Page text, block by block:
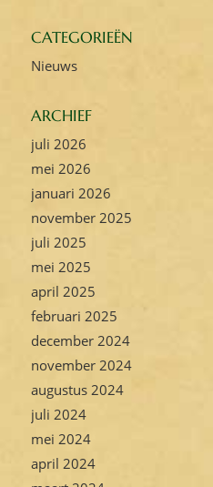
CATEGORIEËN
Nieuws
ARCHIEF
juli 2026
mei 2026
januari 2026
november 2025
juli 2025
mei 2025
april 2025
februari 2025
december 2024
november 2024
augustus 2024
juli 2024
mei 2024
april 2024